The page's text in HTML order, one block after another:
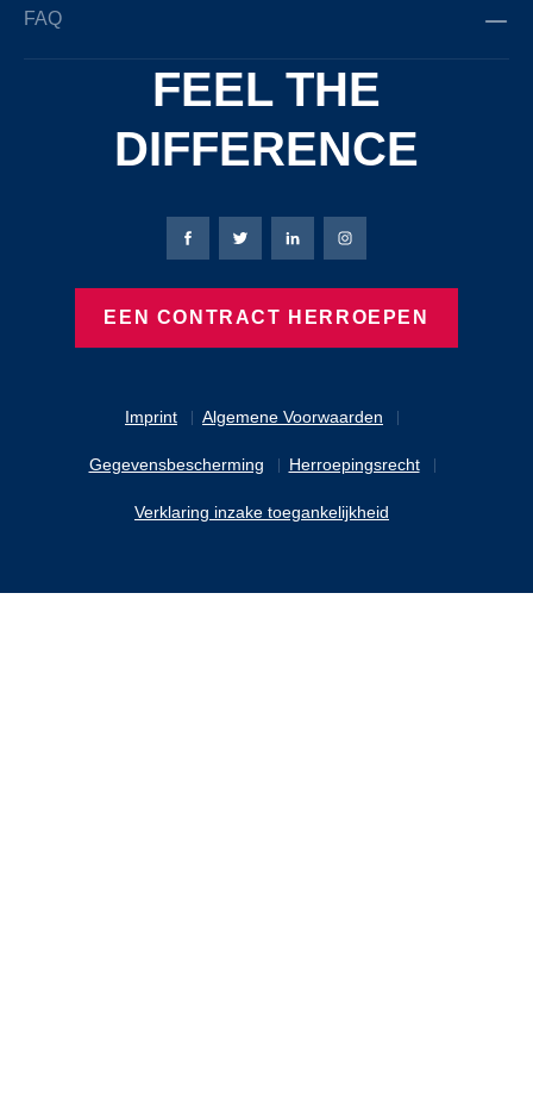
FAQ
FEEL THE
DIFFERENCE
Imprint Algemene Voorwaarden
Gegevensbescherming Herroepingsrecht
Verklaring inzake toegankelijkheid
Bierbaum-Proenen Facebook-pagina
Bierbaum-Proenen X-pagina
Bierbaum-Proenen
Bierbaum-Proenen
EEN CONTRACT HERROEPEN